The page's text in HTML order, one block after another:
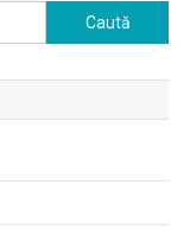
Caută
după: